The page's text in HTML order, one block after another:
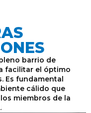
barrio de
facilitar el óptimo
Es fundamental
cálido que
miembros de la